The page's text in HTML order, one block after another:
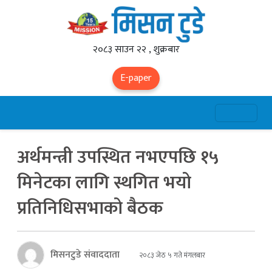
२०८३ साउन २२ , शुक्रबार
E-paper
अर्थमन्त्री उपस्थित नभएपछि १५
मिनेटका लागि स्थगित भयो
प्रतिनिधिसभाको बैठक
मिसनटुडे संवाददाता २०८३ जेठ ५ गते मंगलबार